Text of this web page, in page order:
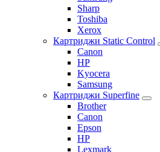
Sharp
Toshiba
Xerox
Картриджи Static Control
Canon
HP
Kyocera
Samsung
Картриджи Superfine
Brother
Canon
Epson
HP
Lexmark